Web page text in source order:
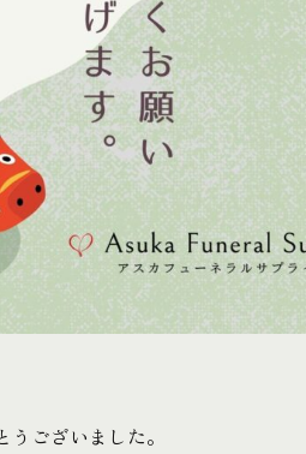
ございました。